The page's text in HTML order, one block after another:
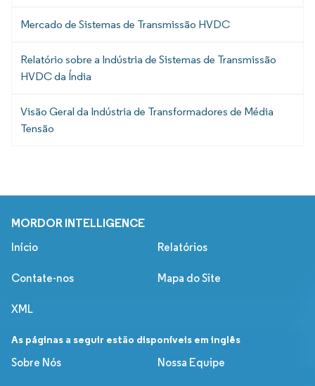
Mercado de Sistemas de Transmissão HVDC
Relatório sobre a Indústria de Sistemas de Transmissão
HVDC da Índia
Visão Geral da Indústria de Transformadores de Média
Tensão
MORDOR INTELLIGENCE
Início Relatórios
Contate-nos Mapa do Site
XML
As páginas a seguir estão disponíveis em inglês
Sobre Nós
Nossa Equipe